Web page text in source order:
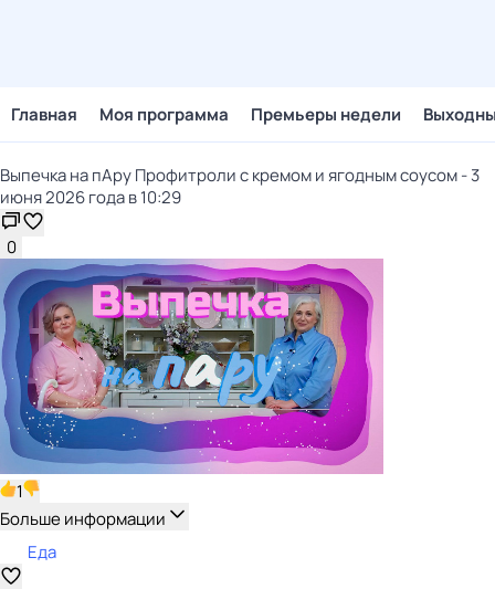
Главная Моя программа Премьеры недели
Выпечка на пАру Профитроли с кремом и ягодным соусом - 3
июня 2026 года в 10:29
0
1
Больше информации
Еда